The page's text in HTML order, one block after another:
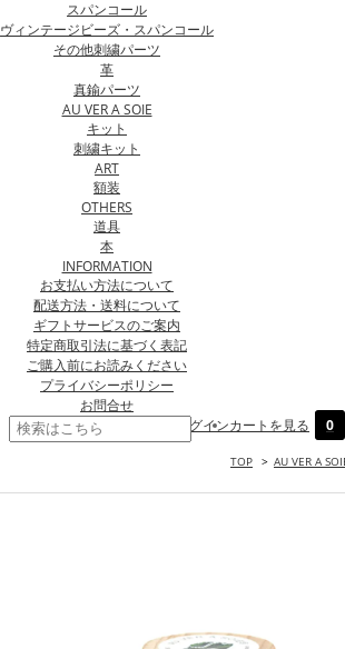
スパンコール
ヴィンテージビーズ・スパンコール
その他刺繍パーツ
革
真鍮パーツ
AU VER A SOIE
キット
刺繍キット
ART
額装
OTHERS
道具
本
INFORMATION
お支払い方法について
配送方法・送料について
ギフトサービスのご案内
特定商取引法に基づく表記
ご購入前にお読みください
プライバシーポリシー
お問合せ
カートを見る
0
ログイン
TOP > AU VER A